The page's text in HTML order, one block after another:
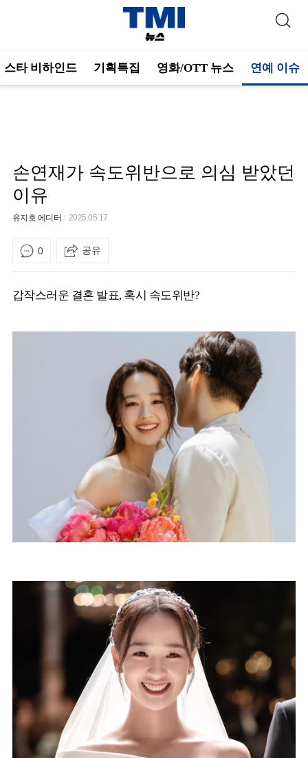
스타 비하인드 기획특집 영화/OTT 뉴스 연예 이슈
손연재가 속도위반으로 의심 받았던
이유
유지호 에디터 2025.05.17
0 공유
갑작스러운 결혼 발표, 혹시 속도위반?